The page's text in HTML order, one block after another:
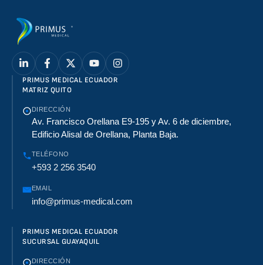
PRIMUS MEDICAL ECUADOR
MATRIZ QUITO
DIRECCIÓN
Av. Francisco Orellana E9-195 y Av. 6 de diciembre,
Edificio Alisal de Orellana, Planta Baja.
TELÉFONO
+593 2 256 3540
EMAIL
info@primus-medical.com
PRIMUS MEDICAL ECUADOR
SUCURSAL GUAYAQUIL
DIRECCIÓN